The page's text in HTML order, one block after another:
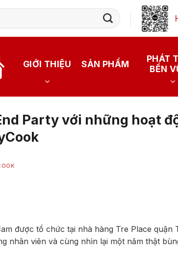
GIỚI THIỆU SẢN PHẨM
PHÁT
BỀN
Party với những hoạt
được tổ chức tại nhà hàng Tre Place quận
nhân viên và cùng nhìn lại một năm thật